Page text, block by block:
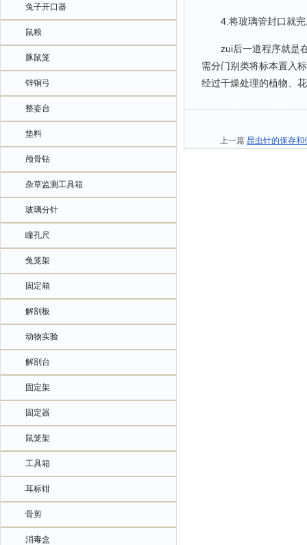
兔子开口器
鼠粮
豚鼠笼
锌铜弓
整姿台
垫料
颅骨钻
杂草监测工具箱
玻璃分针
瞳孔尺
兔笼架
固定箱
解剖板
动物实验
解剖台
固定架
固定器
鼠笼架
工具箱
耳标钳
骨剪
消毒盒
4.将玻璃管封口就完
zui后一道程序就是在
需分门别类将标本置入
经过干燥处理的植物、
上一篇 昆虫针的保存